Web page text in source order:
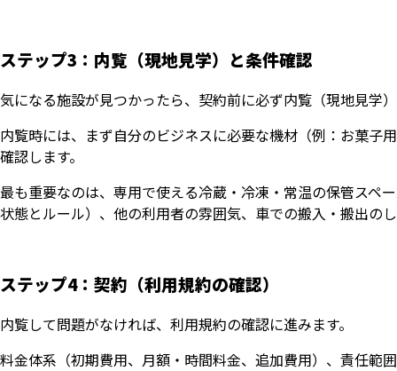
ステップ3：内覧（現地見学）と条件確認
気になる施設が見つかったら、契約前に必ず内覧（現地見学
内覧時には、まず自分のビジネスに必要な機材（例：お菓子
確認します。
最も重要なのは、専用で使える冷蔵・冷凍・常温の保管スペ
状態とルール）、他の利用者の雰囲気、車での搬入・搬出の
ステップ4：契約（利用規約の確認）
内覧して問題がなければ、利用規約の確認に進みます。
料金体系（初期費用、月額・時間料金、追加費用）、責任範